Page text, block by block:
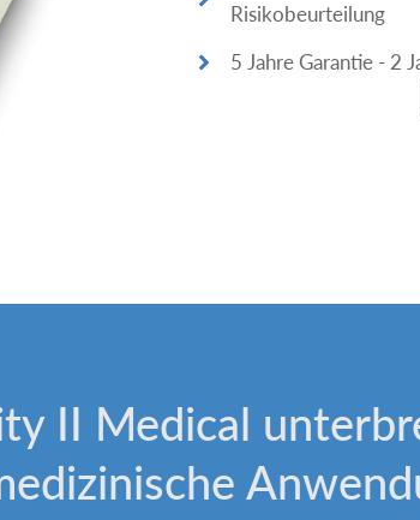
Risikobeurteilung
5 Jahre Garantie - 2
II Medical